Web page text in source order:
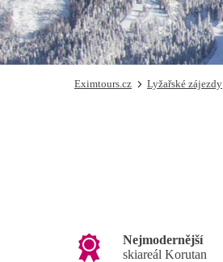
Eximtours.cz Lyžařské zájezdy
Nejmodernější
skiareál Korutan